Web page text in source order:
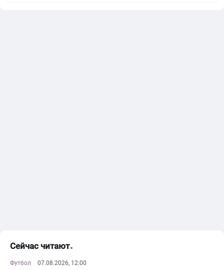
Сейчас читают
Футбол 07.08.2026, 12:00